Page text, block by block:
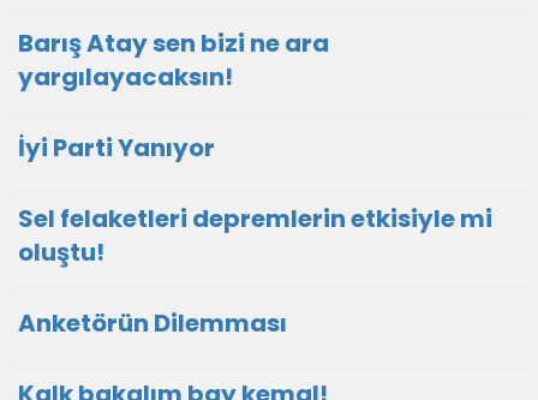
Barış Atay sen bizi ne ara
yargılayacaksın!
İyi Parti Yanıyor
Sel felaketleri depremlerin etkisiyle mi
oluştu!
Anketörün Dilemması